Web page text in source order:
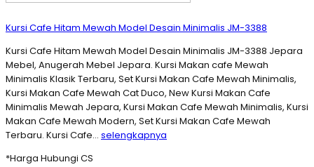
Kursi Cafe Hitam Mewah Model Desain Minimalis JM-3388
Kursi Cafe Hitam Mewah Model Desain Minimalis JM-3388 Jepara
Mebel, Anugerah Mebel Jepara. Kursi Makan cafe Mewah
Minimalis Klasik Terbaru, Set Kursi Makan Cafe Mewah Minimalis,
Kursi Makan Cafe Mewah Cat Duco, New Kursi Makan Cafe
Minimalis Mewah Jepara, Kursi Makan Cafe Mewah Minimalis, Kursi
Makan Cafe Mewah Modern, Set Kursi Makan Cafe Mewah
Terbaru. Kursi Cafe… selengkapnya
*Harga Hubungi CS